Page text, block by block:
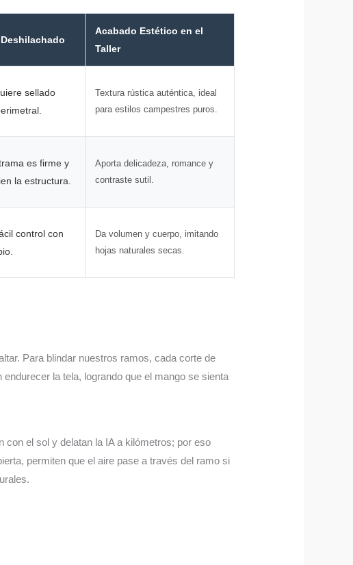
Acabado Estético en el
Taller
sellado
Textura rústica auténtica, ideal
para estilos campestres puros.
es firme y
la estructura.
Aporta delicadeza, romance y
contraste sutil.
control con
Da volumen y cuerpo, imitando
hojas naturales secas.
Para blindar nuestros ramos, cada corte de
la tela, logrando que el mango se sienta
el sol y delatan la IA a kilómetros; por eso
permiten que el aire pase a través del ramo si